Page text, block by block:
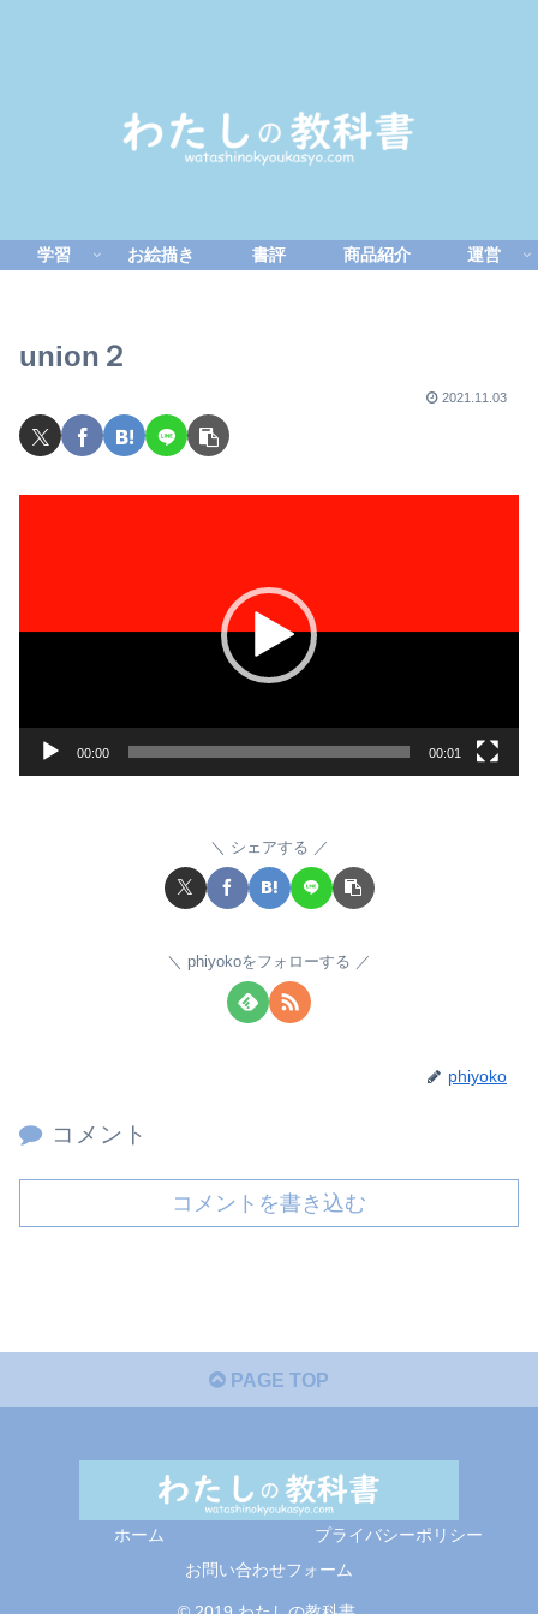
学習 お絵描き 書評 商品紹介 運営
union２
2021.11.03
00:00 00:01
シェアする
phiyokoをフォローする
phiyoko
コメント
コメントを書き込む
PAGE TOP
ホーム
プライバシーポリシー
お問い合わせフォーム